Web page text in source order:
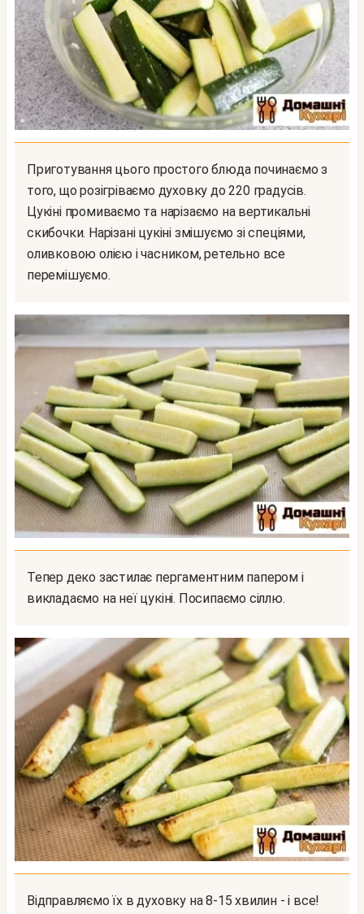
Приготування цього простого блюда починаємо з
того, що розігріваємо духовку до 220 градусів.
Цукіні промиваємо та нарізаємо на вертикальні
скибочки. Нарізані цукіні змішуємо зі спеціями,
оливковою олією і часником, ретельно все
перемішуємо.
Тепер деко застилає пергаментним папером і
викладаємо на неї цукіні. Посипаємо сіллю.
Відправляємо їх в духовку на 8-15 хвилин - і все!